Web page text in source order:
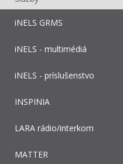
iNELS GRMS
iNELS - multimédiá
iNELS - príslušenstvo
INSPINIA
LARA rádio/interkom
MATTER